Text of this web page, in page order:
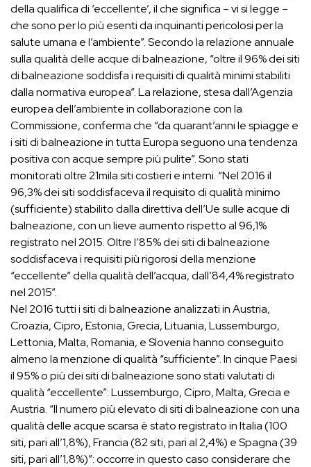
della qualifica di ‘eccellente’, il che significa – vi si legge –
che sono per lo più esenti da inquinanti pericolosi per la
salute umana e l’ambiente”. Secondo la relazione annuale
sulla qualità delle acque di balneazione, “oltre il 96% dei siti
di balneazione soddisfa i requisiti di qualità minimi stabiliti
dalla normativa europea”. La relazione, stesa dall’Agenzia
europea dell’ambiente in collaborazione con la
Commissione, conferma che “da quarant’anni le spiagge e
i siti di balneazione in tutta Europa seguono una tendenza
positiva con acque sempre più pulite”. Sono stati
monitorati oltre 21mila siti costieri e interni. “Nel 2016 il
96,3% dei siti soddisfaceva il requisito di qualità minimo
(sufficiente) stabilito dalla direttiva dell’Ue sulle acque di
balneazione, con un lieve aumento rispetto al 96,1%
registrato nel 2015. Oltre l’85% dei siti di balneazione
soddisfaceva i requisiti più rigorosi della menzione
“eccellente” della qualità dell’acqua, dall’84,4% registrato
nel 2015”.
Nel 2016 tutti i siti di balneazione analizzati in Austria,
Croazia, Cipro, Estonia, Grecia, Lituania, Lussemburgo,
Lettonia, Malta, Romania, e Slovenia hanno conseguito
almeno la menzione di qualità “sufficiente”. In cinque Paesi
il 95% o più dei siti di balneazione sono stati valutati di
qualità “eccellente”: Lussemburgo, Cipro, Malta, Grecia e
Austria. “Il numero più elevato di siti di balneazione con una
qualità delle acque scarsa è stato registrato in Italia (100
siti, pari all’1,8%), Francia (82 siti, pari al 2,4%) e Spagna (39
siti, pari all’1,8%)”: occorre in questo caso considerare che